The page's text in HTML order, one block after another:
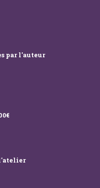
par l'auteur
l'atelier